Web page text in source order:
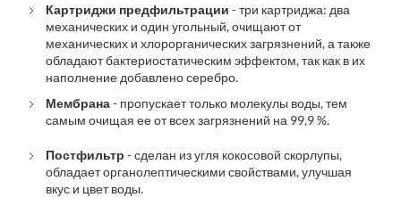
Картриджи предфильтрации - три картриджа: два
механических и один угольный, очищают от
механических и хлорорганических загрязнений, а также
обладают бактериостатическим эффектом, так как в их
наполнение добавлено серебро.
Мембрана- пропускает только молекулы воды, тем
самым очищая ее от всех загрязнений на 99,9 %.
Постфильтр - сделан из угля кокосовой скорлупы,
обладает органолептическими свойствами, улучшая
вкус и цвет воды.